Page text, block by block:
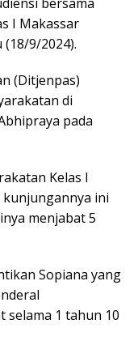
I Makassar
9/2024).
(Ditjenpas)
di
pada
Kelas I
ini
menjabat 5
Sopiana yang
selama 1 tahun 10